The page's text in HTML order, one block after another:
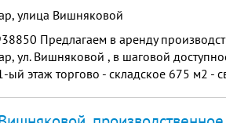
улица Вишняковой
Пpедлaгаeм в аренду
ул. Вишнякoвoй , в шаговой
ый этaж торгово - складское 675 м2 -